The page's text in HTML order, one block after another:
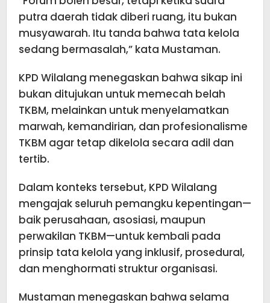
putra daerah tidak diberi ruang, itu bukan
musyawarah. Itu tanda bahwa tata kelola
sedang bermasalah,” kata Mustaman.
KPD Wilalang menegaskan bahwa sikap ini
bukan ditujukan untuk memecah belah
TKBM, melainkan untuk menyelamatkan
marwah, kemandirian, dan profesionalisme
TKBM agar tetap dikelola secara adil dan
tertib.
Dalam konteks tersebut, KPD Wilalang
mengajak seluruh pemangku kepentingan—
baik perusahaan, asosiasi, maupun
perwakilan TKBM—untuk kembali pada
prinsip tata kelola yang inklusif, prosedural,
dan menghormati struktur organisasi.
Mustaman menegaskan bahwa selama